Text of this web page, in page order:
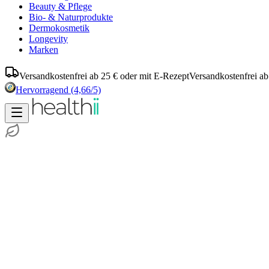
Beauty & Pflege
Bio- & Naturprodukte
Dermokosmetik
Longevity
Marken
Versandkostenfrei ab 25 € oder mit E-RezeptVersandkostenfrei
Hervorragend (4,66/5)